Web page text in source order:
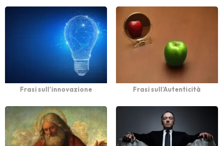
Frasi sull’innovazione Frasi sull’Autenticità